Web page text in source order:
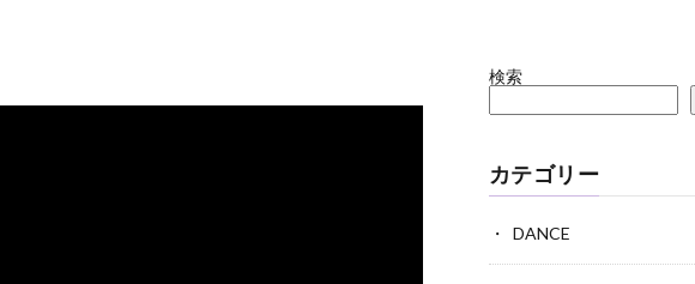
検索
カテゴリー
DANCE